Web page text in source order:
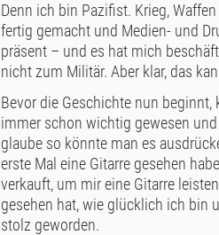
Denn ich bin Pazifist. Krieg,
fertig gemacht und Medien- und
präsent – und es hat mich
nicht zum Militär. Aber klar, das
Bevor die Geschichte nun
immer schon wichtig gewesen
glaube so könnte man es
erste Mal eine Gitarre gesehen
verkauft, um mir eine Gitarre
gesehen hat, wie glücklich ich bin
stolz geworden.